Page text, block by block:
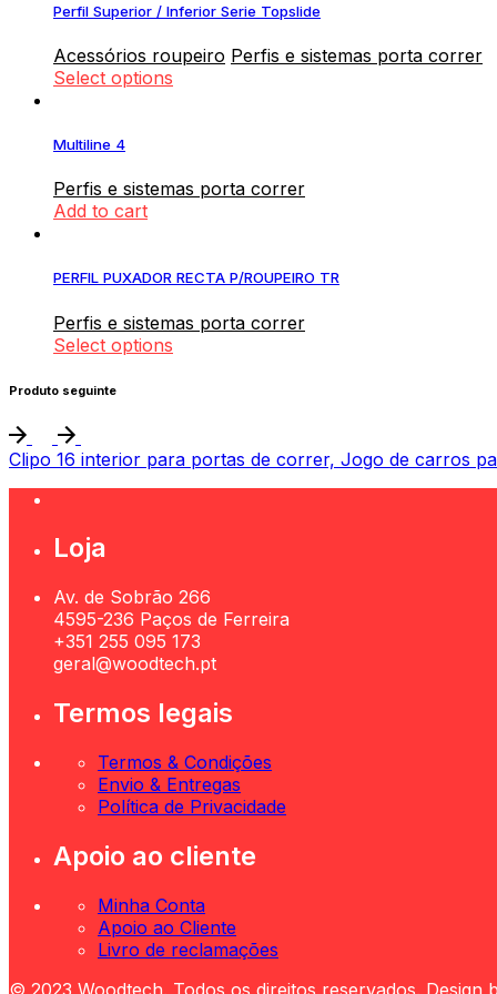
Perfil Superior / Inferior Serie Topslide
Acessórios roupeiro Perfis e sistemas porta correr
Select options
Multiline 4
Perfis e sistemas porta correr
Add to cart
PERFIL PUXADOR RECTA P/ROUPEIRO TR
Perfis e sistemas porta correr
Select options
Produto seguinte
Clipo 16 interior para portas de correr, Jogo de carros
Loja
Av. de Sobrão 266
4595-236 Paços de Ferreira
+351 255 095 173
geral@woodtech.pt
Termos legais
Termos & Condições
Envio & Entregas
Política de Privacidade
Apoio ao cliente
Minha Conta
Apoio ao Cliente
Livro de reclamações
© 2023 Woodtech. Todos os direitos reservados. Design